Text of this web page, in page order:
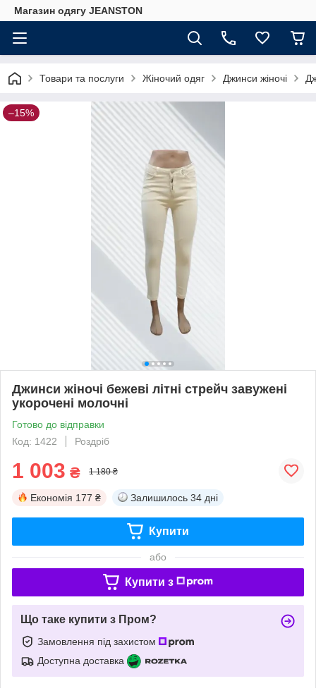
Магазин одягу JEANSTON
Товари та послуги Жіночий одяг Джинси жіночі
–15%
Джинси жіночі бежеві літні стрейч завужені
укорочені молочні
Готово до відправки
Код: 1422
Роздріб
1 003 ₴ 1 180 ₴
Економія 177 ₴ Залишилось 34 дні
Купити
або
Купити з
Що таке купити з Пром?
Замовлення під захистом
Доступна доставка